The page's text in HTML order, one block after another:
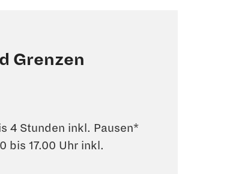
Grenzen
4 Stunden inkl. Pausen*
bis 17.00 Uhr inkl.